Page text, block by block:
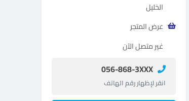
الخليل
عرض المتجر
غير متصل الآن
056-868-3XXX
انقر لإظهار رقم الهاتف